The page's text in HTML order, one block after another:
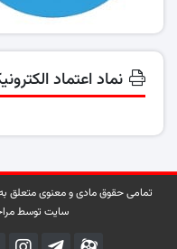
نماد اعتماد
تمامی حقوق مادی و معنوی متعلق
سایت توسط